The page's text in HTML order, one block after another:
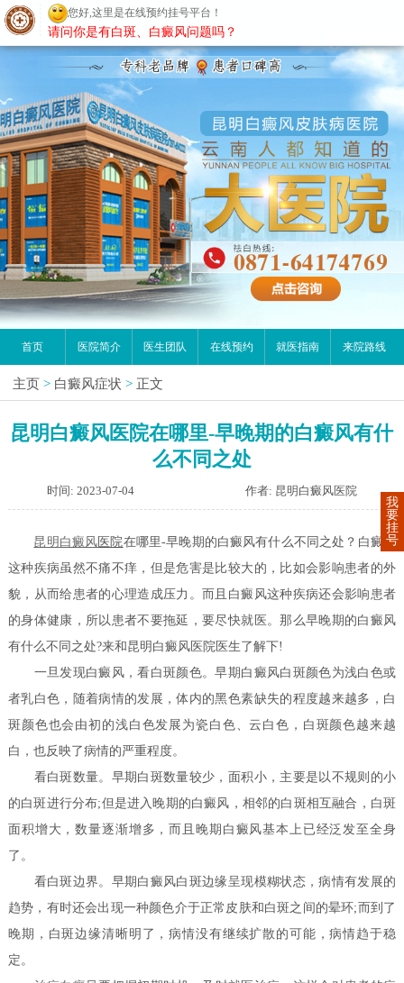
昆明白癜风医院
首页 医院简介 医生团队 在线预约 就医指南 来院路线
主页 > 白癜风症状 > 正文
昆明白癜风医院在哪里-早晚期的白癜风有什
么不同之处
时间: 2023-07-04 作者: 昆明白癜风医院
昆明 白癜风 医院在哪里-早晚期的白癜风有什么不同之处？白癜风
这种疾病虽然不痛不痒，但是危害是比较大的，比如会影响患者的外
貌，从而给患者的心理造成压力。而且白癜风这种疾病还会影响患者
的身体健康，所以患者不要拖延，要尽快就医。那么早晚期的白癜风
有什么不同之处?来和昆明白癜风医院医生了解下!
一旦发现白癜风，看白斑颜色。早期白癜风白斑颜色为浅白色或
者乳白色，随着病情的发展，体内的黑色素缺失的程度越来越多，白
斑颜色也会由初的浅白色发展为瓷白色、云白色，白斑颜色越来越
白，也反映了病情的严重程度。
看白斑数量。早期白斑数量较少，面积小，主要是以不规则的小
的白斑进行分布;但是进入晚期的白癜风，相邻的白斑相互融合，白斑
面积增大，数量逐渐增多，而且晚期白癜风基本上已经泛发至全身
了。
看白斑边界。早期白癜风白斑边缘呈现模糊状态，病情有发展的
趋势，有时还会出现一种颜色介于正常皮肤和白斑之间的晕环;而到了
晚期，白斑边缘清晰明了，病情没有继续扩散的可能，病情趋于稳
定。
我
要
挂
号
您好,这里是在线预约挂号平台！
请问你是有白斑、白癜风问题吗？